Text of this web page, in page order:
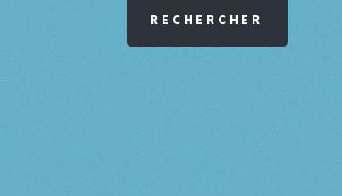
RECHERCHER